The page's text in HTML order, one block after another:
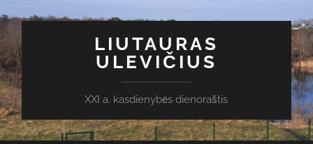
LIUTAURAS
ULEVIČIUS
XXI a. kasdienybės dienoraštis